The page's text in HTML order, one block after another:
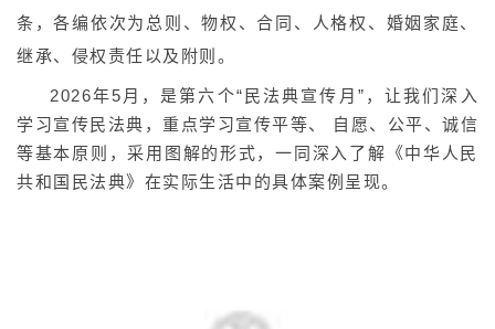
条，各编依次为总则、物权、合同、人格权、婚姻家庭、
继承、侵权责任以及附则。
2026年5月，是第六个“民法典宣传月”，让我们深入
学习宣传民法典，重点学习宣传平等、 自愿、公平、诚信
等基本原则，采用图解的形式，一同深入了解《中华人民
共和国民法典》在实际生活中的具体案例呈现。